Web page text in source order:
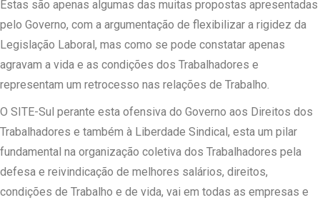
Estas são apenas algumas das muitas propostas apresentadas
pelo Governo, com a argumentação de flexibilizar a rigidez da
Legislação Laboral, mas como se pode constatar apenas
agravam a vida e as condições dos Trabalhadores e
representam um retrocesso nas relações de Trabalho.
O SITE-Sul perante esta ofensiva do Governo aos Direitos dos
Trabalhadores e também à Liberdade Sindical, esta um pilar
fundamental na organização coletiva dos Trabalhadores pela
defesa e reivindicação de melhores salários, direitos,
condições de Trabalho e de vida, vai em todas as empresas e